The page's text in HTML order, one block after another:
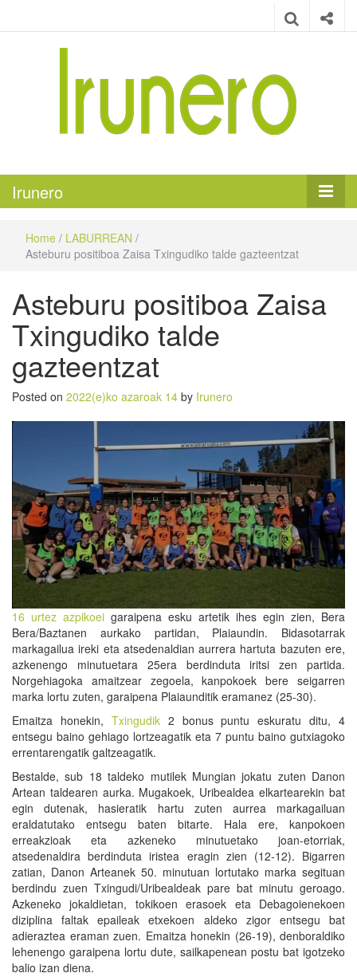
Irunero
Home / LABURREAN /
Asteburu positiboa Zaisa Txingudiko talde gazteentzat
Asteburu positiboa Zaisa
Txingudiko talde
gazteentzat
Posted on 2022(e)ko azaroak 14 by Irunero
16 urtez azpikoei garaipena esku artetik ihes egin zien, Bera
Bera/Baztanen aurkako partidan, Plaiaundin. Bidasotarrak
markagailua ireki eta atsedenaldian aurrera hartuta bazuten ere,
azkenengo minutuetara 25era berdinduta iritsi zen partida.
Norgehiagoka amaitzear zegoela, kanpokoek bere seigarren
marka lortu zuten, garaipena Plaiaunditik eramanez (25-30).
Emaitza honekin, Txingudik2 bonus puntu eskuratu ditu, 4
entsegu baino gehiago lortzeagatik eta 7 puntu baino gutxiagoko
errentarengatik galtzeagatik.
Bestalde, sub 18 taldeko mutilek Mungian jokatu zuten Danon
Artean taldearen aurka. Mugakoek, Uribealdea elkartearekin bat
egin dutenak, hasieratik hartu zuten aurrea markagailuan
eraldatutako entsegu baten bitarte. Hala ere, kanpokoen
erreakzioak eta azkeneko minutuetako joan-etorriak,
atsedenaldira berdinduta iristea eragin zien (12-12). Bigarren
zatian, Danon Arteanek 50. minutuan lortutako marka segituan
berdindu zuen Txingudi/Uribealdeak pare bat minutu geroago.
Azkeneko jokaldietan, tokikoen erasoek eta Debagoienekoen
diziplina faltak epaileak etxekoen aldeko zigor entsegu bat
adieraztea eraman zuen. Emaitza honekin (26-19), denboraldiko
lehenengo garaipena lortu dute, sailkapenean postu bat igotzeko
balio izan diena.